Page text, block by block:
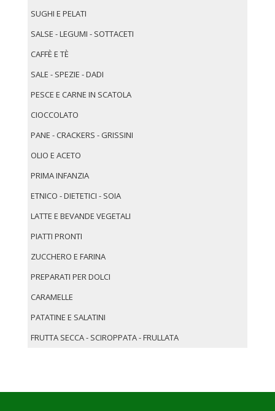
SUGHI E PELATI
SALSE - LEGUMI - SOTTACETI
CAFFÈ E TÈ
SALE - SPEZIE - DADI
PESCE E CARNE IN SCATOLA
CIOCCOLATO
PANE - CRACKERS - GRISSINI
OLIO E ACETO
PRIMA INFANZIA
ETNICO - DIETETICI - SOIA
LATTE E BEVANDE VEGETALI
PIATTI PRONTI
ZUCCHERO E FARINA
PREPARATI PER DOLCI
CARAMELLE
PATATINE E SALATINI
FRUTTA SECCA - SCIROPPATA - FRULLATA